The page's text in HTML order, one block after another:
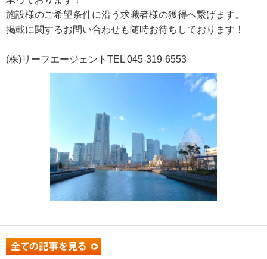
施設様のご希望条件に沿う求職者様の獲得へ繋げます。
掲載に関するお問い合わせも随時お待ちしております！
(株)リーフエージェントTEL 045-319-6553